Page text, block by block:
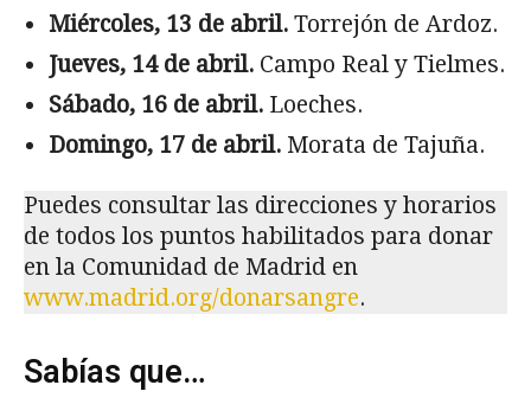
Miércoles, 13 de abril. Torrejón de Ardoz.
Jueves, 14 de abril. Campo Real y Tielmes.
Sábado, 16 de abril. Loeches.
Domingo, 17 de abril. Morata de Tajuña.
Puedes consultar las direcciones y horarios
de todos los puntos habilitados para donar
en la Comunidad de Madrid en
www.madrid.org/donarsangre.
Sabías que…